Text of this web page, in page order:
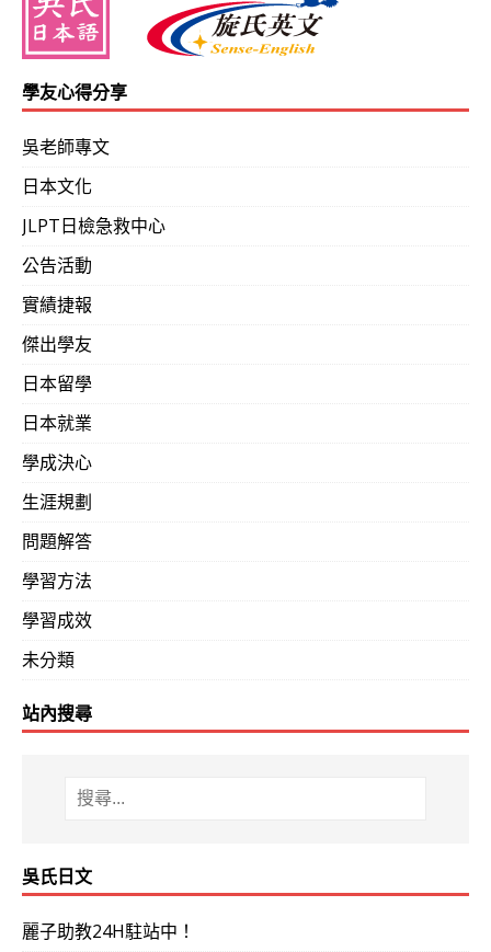
學友心得分享
吳老師專文
日本文化
JLPT日檢急救中心
公告活動
實績捷報
傑出學友
日本留學
日本就業
學成決心
生涯規劃
問題解答
學習方法
學習成效
未分類
站內搜尋
吳氏日文
麗子助教24H駐站中！